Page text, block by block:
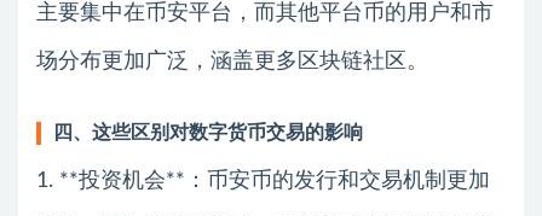
主要集中在币安平台，而其他平台币的用户和市
场分布更加广泛，涵盖更多区块链社区。
四、这些区别对数字货币交易的影响
1. **投资机会**：币安币的发行和交易机制更加